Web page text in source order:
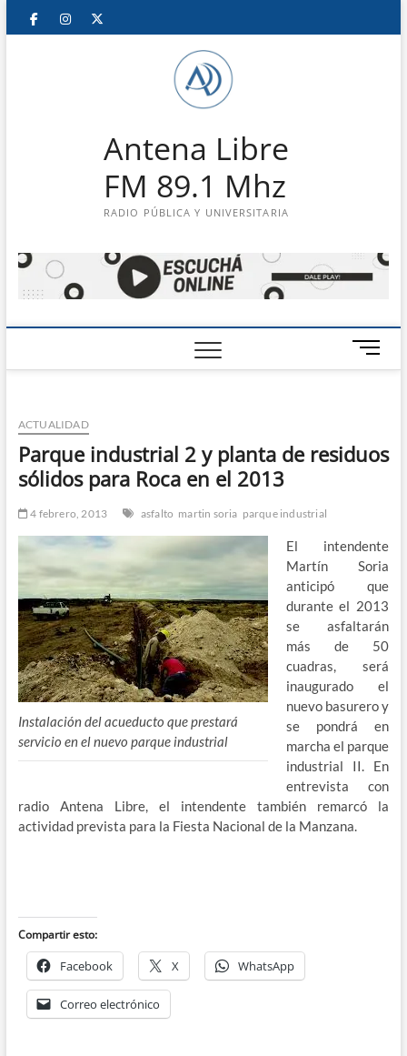
Saltar
FacebookInstagram
Antena Libre
FM 89.1 Mhz
RADIO PÚBLICA Y UNIVERSITARIA
B
o
d
e
ú
ACTUALIDAD
Parque industrial 2 y planta de residuos
sólidos para Roca en el 2013
4 febrero, 2013 asfalto martin soria parque industrial
Instalación del acueducto que prestará
servicio en el nuevo parque industrial
El intendente
Martín Soria
anticipó que
durante el 2013
se asfaltarán
más de 50
cuadras, será
inaugurado el
nuevo basurero y
se pondrá en
marcha el parque
industrial II. En
entrevista con
radio Antena Libre, el intendente también remarcó la
actividad prevista para la Fiesta Nacional de la Manzana.
Compartir esto:
Facebook X WhatsApp
Correo electrónico